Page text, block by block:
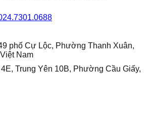
phố Cự Lộc, Phường Thanh Xuân,
Nam
Trung Yên 10B, Phường Cầu Giấy,